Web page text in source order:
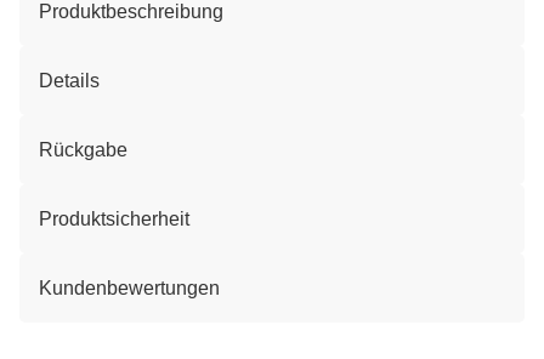
Produktbeschreibung
Details
Rückgabe
Produktsicherheit
Kundenbewertungen